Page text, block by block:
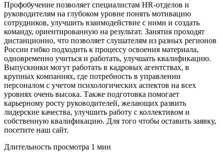
Профобучение позволяет специалистам HR-отделов и
руководителям на глубоком уровне понять мотивацию
сотрудников, улучшить взаимодействие с ними и создать
команду, ориентированную на результат. Занятия проходят
дистанционно, что позволяет слушателям из разных регионов
России гибко подходить к процессу освоения материала,
одновременно учиться и работать, улучшать квалификацию.
Выпускники могут работать в кадровых агентствах, в
крупных компаниях, где потребность в управлении
персоналом с учетом психологических аспектов на всех
уровнях очень высока. Также подготовка помогает
карьерному росту руководителей, желающих развить
лидерские качества, улучшить работу с коллективом и
собственную квалификацию. Для того чтобы оставить заявку,
посетите наш сайт.
Длительность просмотра 1 мин